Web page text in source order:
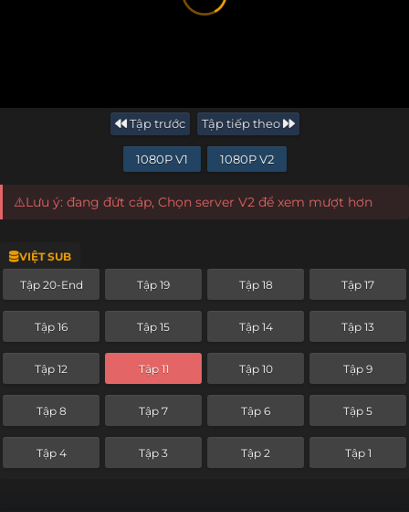
Tập trước Tập tiếp theo
1080P V1 1080P V2
⚠️Lưu ý: đang đứt cáp, Chọn server V2 để xem mượt hơn
VIỆT SUB
Tập 20-End Tập 19 Tập 18 Tập 17
Tập 16 Tập 15 Tập 14 Tập 13
Tập 12 Tập 11 Tập 10 Tập 9
Tập 8 Tập 7 Tập 6 Tập 5
Tập 4 Tập 3 Tập 2 Tập 1